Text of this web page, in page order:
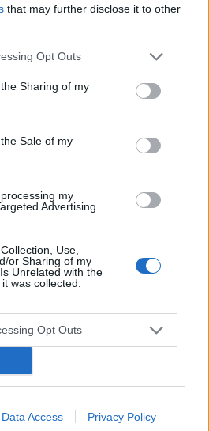
that may further disclose it to other
Opt Outs
Sharing of my
Sale of my
my
Advertising.
Use,
or Sharing of my
Unrelated with the
was collected.
Opt Outs
Data Access Privacy Policy
dobrodziejstwo natury